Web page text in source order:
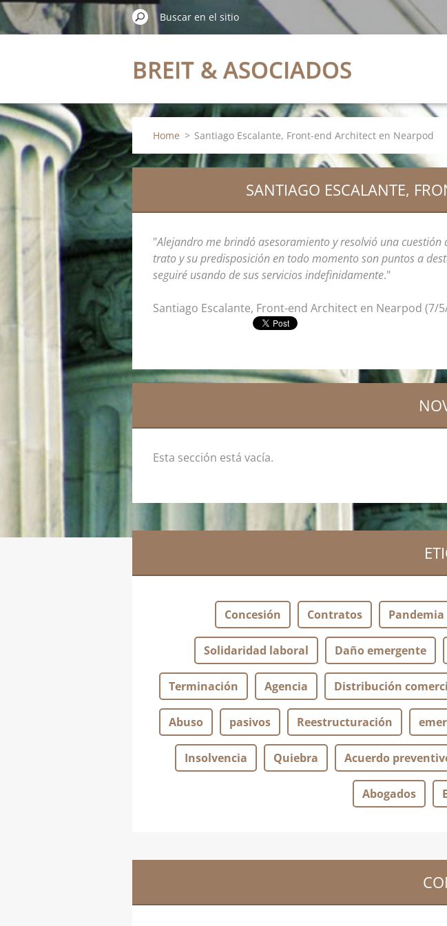
BREIT & ASOCIADOS
Home > Santiago Escalante, Front-end Architect en Nearpod
SANTIAGO ESCALANTE,
"Alejandro me brindó asesoramiento y resolvió una
trato y su predisposición en todo momento son puntos a
seguiré usando de sus servicios indefinidamente."
Santiago Escalante, Front-end Architect en Nearpod (7/
Esta sección está vacía.
Concesión Contratos Pandemia
Solidaridad laboral Daño emergente
Terminación Agencia Distribución
Abuso pasivos Reestructuración
Insolvencia Quiebra Acuerdo
Abogados